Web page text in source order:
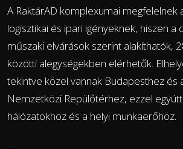
A RaktárAD komplexumai megfelelnek
logisztikai és ipari igényeknek, hiszen a
műszaki elvárások szerint alakíthatók,
közötti alegységekben elérhetők.
tekintve közel vannak Budapesthez és
Nemzetközi Repülőtérhez, ezzel
hálózatokhoz és a helyi munkaerőhöz.